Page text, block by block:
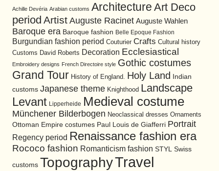
Achille Devéria Arabian customs Architecture Art Deco
period Artist Auguste Racinet Auguste Wahlen
Baroque era Baroque fashion Belle Epoque Fashion
Burgundian fashion period Couturier Crafts Cultural history
Customs David Roberts Decoration Ecclesiastical
Embroidery designs French Directoire style Gothic costumes
Grand Tour History of England. Holy Land
Indian
customs Japanese theme Knighthood Landscape
Levant Lipperheide Medieval costume
Münchener Bilderbogen Neoclassical dresses Ornaments
Ottoman Empire costumes Paul Louis de Giafferri Portrait
Regency period Renaissance fashion era
Rococo fashion Romanticism fashion STYL Swiss
customs TopographyTravel